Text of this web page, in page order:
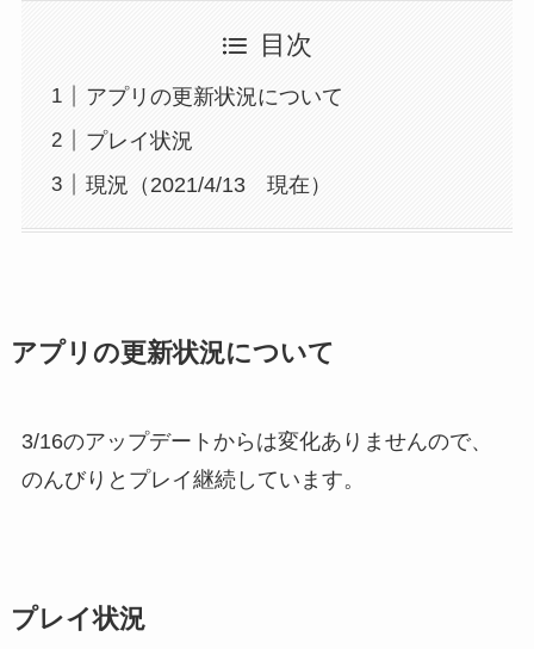
目次
アプリの更新状況について
プレイ状況
現況（2021/4/13 現在）
アプリの更新状況について
3/16のアップデートからは変化ありませんので、
のんびりとプレイ継続しています。
プレイ状況